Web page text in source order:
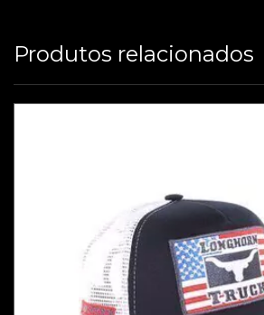
Produtos relacionados